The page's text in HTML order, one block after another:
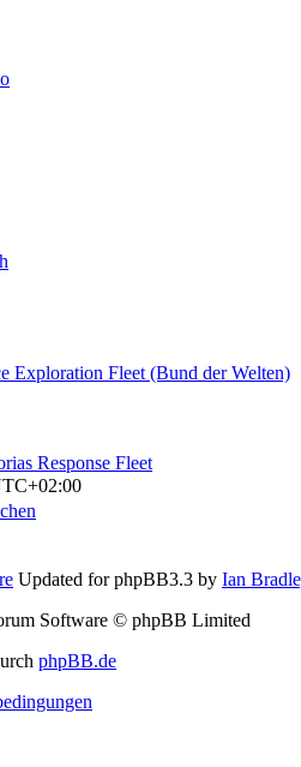
Exploration Fleet (Bund der Welten)
Response Fleet
Updated for phpBB3.3 by Ian
Software © phpBB Limited
phpBB.de